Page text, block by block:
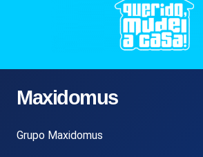
Maxidomus
Grupo Maxidomus